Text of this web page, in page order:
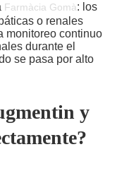
Farmàcia Gomà: los
o renales
monitoreo continuo
durante el
se pasa por alto
y